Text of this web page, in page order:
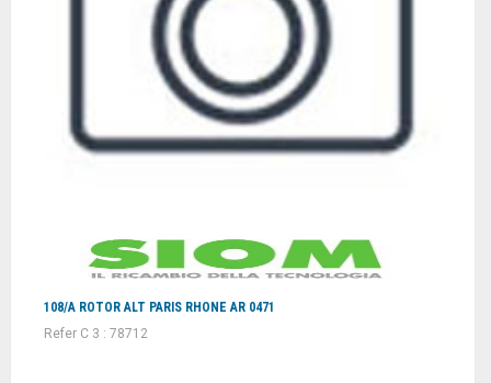
108/A ROTOR ALT PARIS RHONE AR 0471
Refer C 3 : 78712